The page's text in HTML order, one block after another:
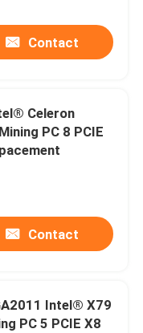
Contact
Celeron
PC 8 PCIE
Contact
Intel® X79
PC 5 PCIE X8